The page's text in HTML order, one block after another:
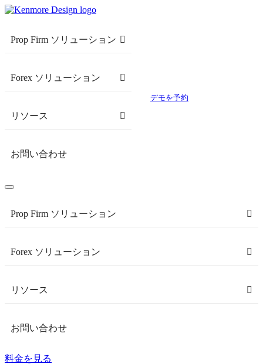
Prop Firm ソリューション
Forex ソリューション
リソース
お問い合わせ
デモを予約
Prop Firm ソリューション
Forex ソリューション
リソース
お問い合わせ
料金を見る